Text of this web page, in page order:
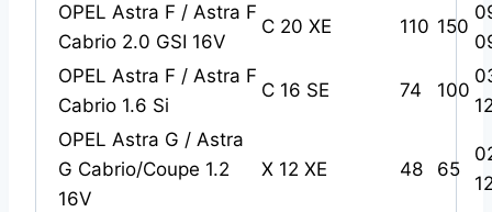
OPEL Astra F / Astra F
Cabrio 2.0 GSI 16V
C 20 XE 110 150
OPEL Astra F / Astra F
Cabrio 1.6 Si
C 16 SE 74 100
OPEL Astra G / Astra
G Cabrio/Coupe 1.2
16V
X 12 XE 48 65